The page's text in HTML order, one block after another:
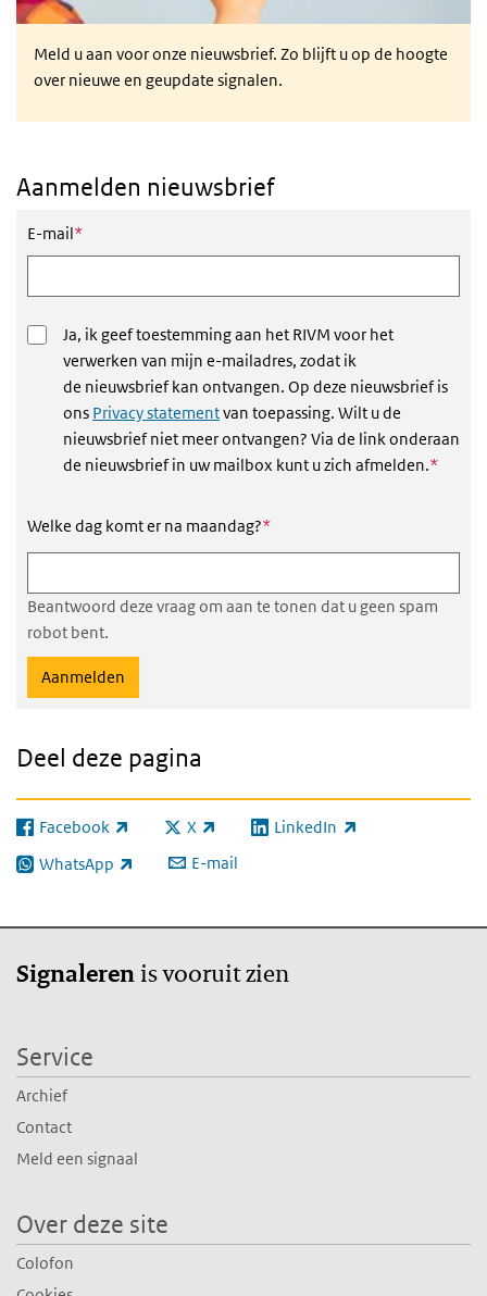
Meld u aan voor onze nieuwsbrief. Zo blijft u op de hoogte
over nieuwe en geupdate signalen.
Aanmelden nieuwsbrief
E-mail*Dit veld is verplicht
Ja, ik geef toestemming aan het RIVM voor het
verwerken van mijn e-mailadres, zodat ik
de nieuwsbrief kan ontvangen. Op deze nieuwsbrief is
ons Privacy statementvan toepassing. Wilt u de
nieuwsbrief niet meer ontvangen? Via de link onderaan
de nieuwsbrief in uw mailbox kunt u zich afmelden.*Dit
Welke dag komt er na maandag?*Dit veld is verplicht
Beantwoord deze vraag om aan te tonen dat u geen spam
robot bent.
Deel deze pagina
Facebook
(externe link) X
(externe link) LinkedIn
(externe link)
WhatsApp
(externe link) E-mail
Signalerenis vooruit zien
Service
Archief
Contact
Meld een signaal
Over deze site
Colofon